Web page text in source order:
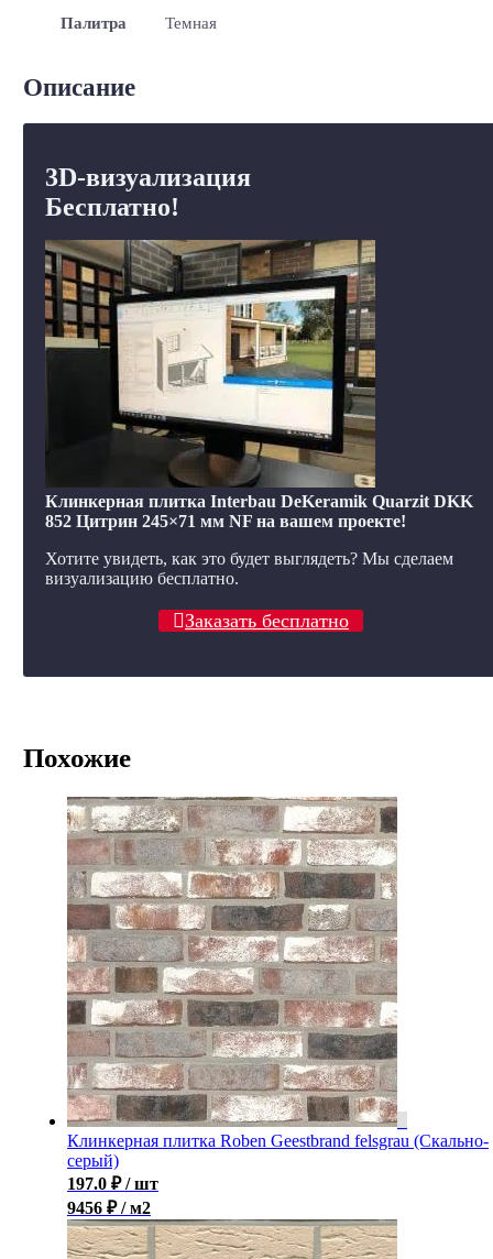
Палитра Темная
Описание
3D-визуализация
Бесплатно!
Клинкерная плитка Interbau DeKeramik Quarzit DKK
852 Цитрин 245×71 мм NF на вашем проекте!
Хотите увидеть, как это будет выглядеть? Мы сделаем
визуализацию бесплатно.
Заказать бесплатно
Похожие
Клинкерная плитка Roben Geestbrand felsgrau (Скально-
серый)
197.0 ₽ / шт
9456 ₽ / м2